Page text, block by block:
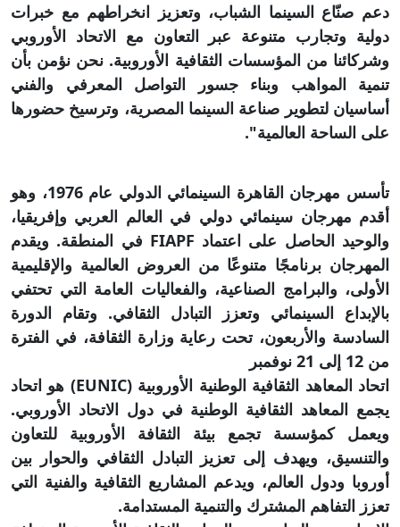
دعم صنّاع السينما الشباب، وتعزيز انخراطهم مع خبرات
دولية وتجارب متنوعة عبر التعاون مع الاتحاد الأوروبي
وشركائنا من المؤسسات الثقافية الأوروبية. نحن نؤمن بأن
تنمية المواهب وبناء جسور التواصل المعرفي والفني
أساسيان لتطوير صناعة السينما المصرية، وترسيخ حضورها
على الساحة العالمية".
تأسس مهرجان القاهرة السينمائي الدولي عام 1976، وهو
أقدم مهرجان سينمائي دولي في العالم العربي وإفريقيا،
والوحيد الحاصل على اعتماد FIAPF في المنطقة. ويقدم
المهرجان برنامجًا متنوعًا من العروض العالمية والإقليمية
الأولى، والبرامج الصناعية، والفعاليات العامة التي تحتفي
بالإبداع السينمائي وتعزز التبادل الثقافي. وتقام الدورة
السادسة والأربعون، تحت رعاية وزارة الثقافة، في الفترة
من 12 إلى 21 نوفمبر
اتحاد المعاهد الثقافية الوطنية الأوروبية (EUNIC) هو اتحاد
يجمع المعاهد الثقافية الوطنية في دول الاتحاد الأوروبي.
ويعمل كمؤسسة تجمع بيئة الثقافة الأوروبية للتعاون
والتنسيق، ويهدف إلى تعزيز التبادل الثقافي والحوار بين
أوروبا ودول العالم، ويدعم المشاريع الثقافية والفنية التي
تعزز التفاهم المشترك والتنمية المستدامة.